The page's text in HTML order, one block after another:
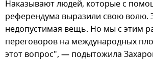
Наказывают людей, которые с
референдума выразили свою волю.
недопустимая вещь. Но мы с этим
переговоров на международных
этот вопрос", — подытожила